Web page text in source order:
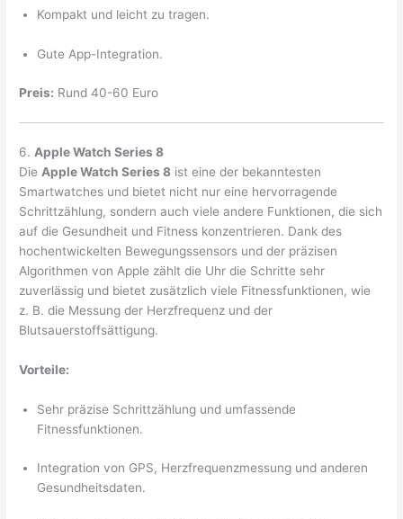
Kompakt und leicht zu tragen.
Gute App-Integration.
Preis: Rund 40-60 Euro
6. Apple Watch Series 8
Die Apple Watch Series 8 ist eine der bekanntesten
Smartwatches und bietet nicht nur eine hervorragende
Schrittzählung, sondern auch viele andere Funktionen, die sich
auf die Gesundheit und Fitness konzentrieren. Dank des
hochentwickelten Bewegungssensors und der präzisen
Algorithmen von Apple zählt die Uhr die Schritte sehr
zuverlässig und bietet zusätzlich viele Fitnessfunktionen, wie
z. B. die Messung der Herzfrequenz und der
Blutsauerstoffsättigung.
Vorteile:
Sehr präzise Schrittzählung und umfassende
Fitnessfunktionen.
Integration von GPS, Herzfrequenzmessung und anderen
Gesundheitsdaten.